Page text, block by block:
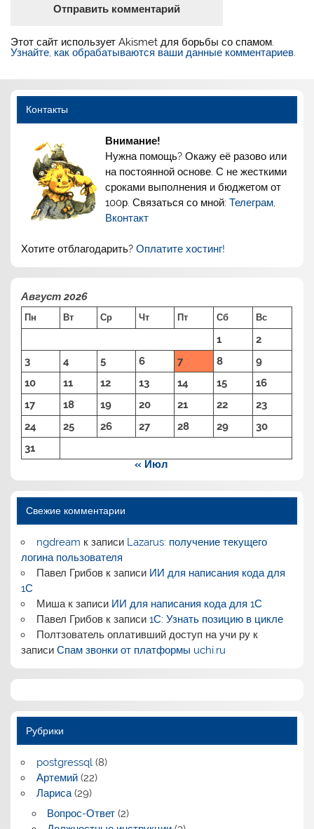
Этот сайт использует Akismet для борьбы со спамом.
Узнайте, как обрабатываются ваши данные комментариев.
Контакты
Внимание!
Нужна помощь? Окажу её разово или
на постоянной основе. С не жесткими
сроками выполнения и бюджетом от
100р. Связаться со мной:Телеграм,
Вконтакт
Хотите отблагодарить?Оплатите хостинг!
Август 2026
Пн Вт Ср Чт Пт Сб Вс
1
2
3
4 5 6 7 8
9
10
11 12 13 14 15
16
17
18 19 20 21 22
23
24
25 26 27 28 29
30
31
« Июл
Свежие комментарии
ngdream к записи Lazarus: получение текущего
логина пользователя
Павел Грибовк записи ИИ для написания кода для
1С
Мишак записи ИИ для написания кода для 1С
Павел Грибовк записи 1С: Узнать позицию в цикле
Полтзователь оплативший доступ на учи рук
записиСпам звонки от платформы uchi.ru
Рубрики
postgressql (8)
Артемий(22)
Лариса(29)
Вопрос-Ответ(2)